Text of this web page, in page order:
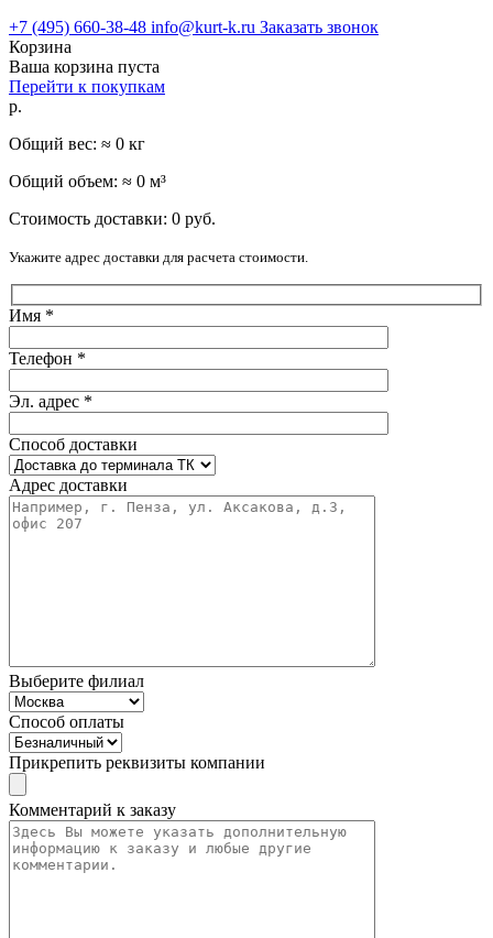
+7 (495) 660-38-48 info@kurt-k.ru Заказать звонок
Корзина
Ваша корзина пуста
Перейти к покупкам
р.
Общий вес: ≈ 0 кг
Общий объем: ≈ 0 м³
Стоимость доставки: 0 руб.
Укажите адрес доставки для расчета стоимости.
Имя *
Телефон *
Эл. адрес *
Способ доставки
Адрес доставки
Выберите филиал
Способ оплаты
Прикрепить реквизиты компании
Комментарий к заказу